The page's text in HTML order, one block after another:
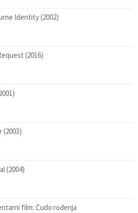
Identity (2002)
(2016)
(2003)
(2004)
film: Čudo rođenja